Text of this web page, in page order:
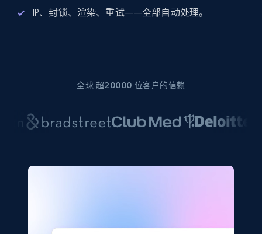
IP、封锁、渲染、重试——全部自动处理。
全球 超20000 位客户的信赖